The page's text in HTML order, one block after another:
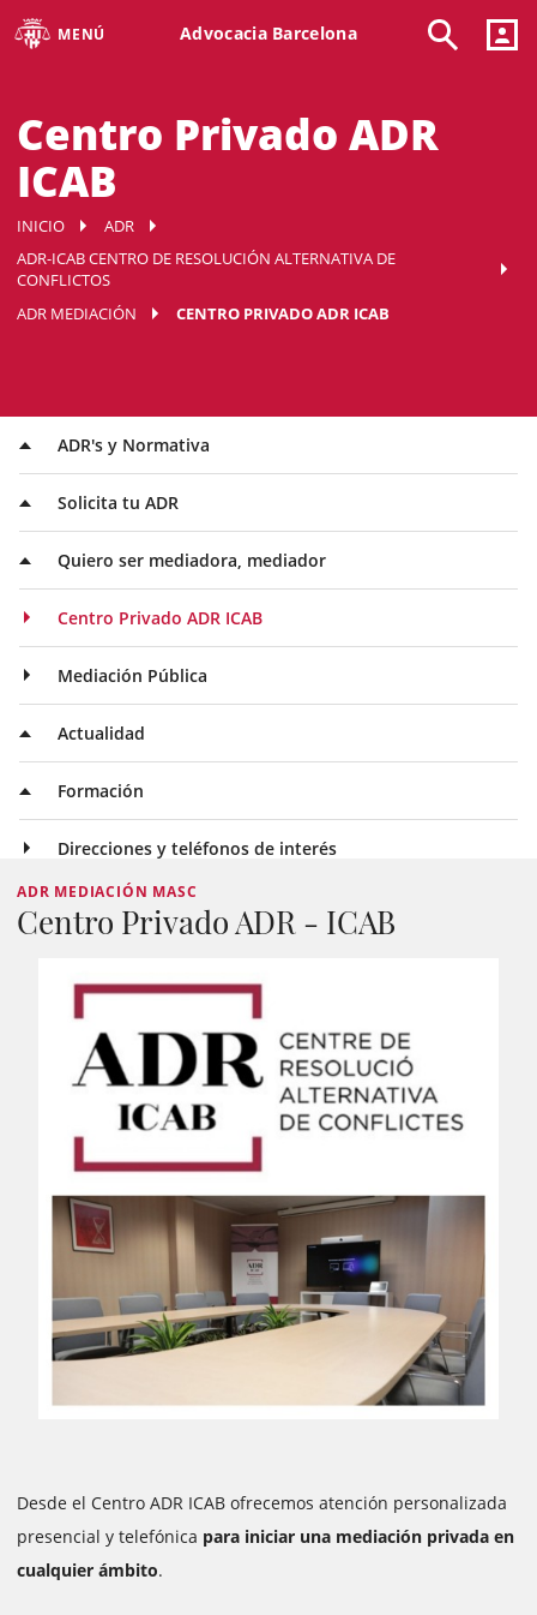
MENÚ Advocacia Barcelona
Centro Privado ADR
ICAB
INICIO
ADR
ADR-ICAB CENTRO DE RESOLUCIÓN ALTERNATIVA DE
CONFLICTOS
ADR MEDIACIÓN
CENTRO PRIVADO ADR ICAB
ADR's y Normativa
Solicita tu ADR
Quiero ser mediadora, mediador
Centro Privado ADR ICAB
Mediación Pública
Actualidad
Formación
Direcciones y teléfonos de interés
ADR MEDIACIÓN MASC
Centro Privado ADR - ICAB
Desde el Centro ADR ICAB ofrecemos atención personalizada
presencial y telefónica para iniciar una mediación privada en
cualquier ámbito.